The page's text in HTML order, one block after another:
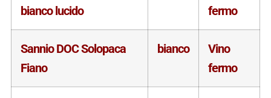
bianco lucido
fermo
Sannio DOC Solopaca
Fiano
bianco
Vino
fermo